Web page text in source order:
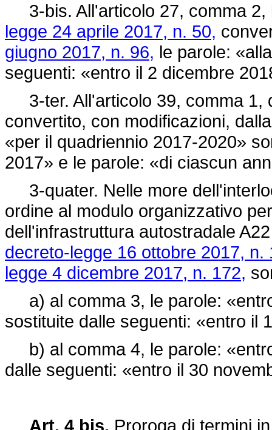
3-bis. All'articolo 27, comma 2,
legge 24 aprile 2017, n. 50,
giugno 2017, n. 96, le parole:
seguenti: «entro il 2 dicembre
3-ter. All'articolo 39, comma 1,
convertito, con modificazioni,
«per il quadriennio 2017-2020»
2017» e le parole: «di ciascun
3-quater. Nelle more
ordine al modulo organizzativo
dell'infrastruttura autostradale
decreto-legge 16 ottobre 2017, n.
legge 4 dicembre 2017, n. 172,
a) al comma 3, le parole:
sostituite dalle seguenti: «entro il
b) al comma 4, le parole:
dalle seguenti: «entro il 30
Art. 4 bis. Proroga di termini